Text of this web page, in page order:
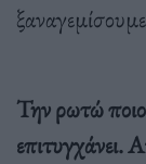
Την ρωτώ
επιτυγχάνει.